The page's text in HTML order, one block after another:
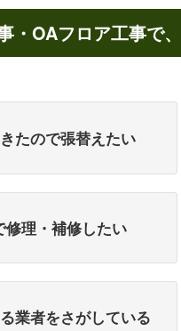
・OAフロア工事で
たので張替えたい
修理・補修したい
業者をさがしている